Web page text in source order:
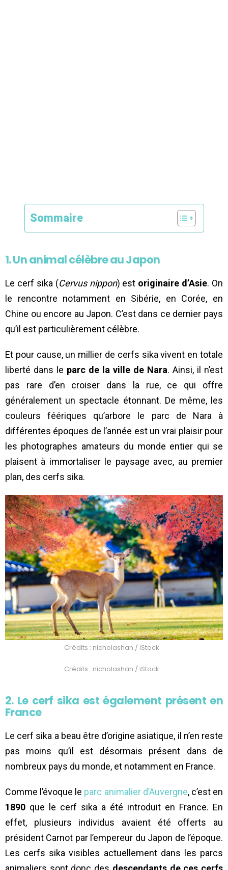
Sommaire
1. Un animal célèbre au Japon
Le cerf sika (Cervus nippon) est originaire d’Asie. On
le rencontre notamment en Sibérie, en Corée, en
Chine ou encore au Japon. C’est dans ce dernier pays
qu’il est particulièrement célèbre.
Et pour cause, un millier de cerfs sika vivent en totale
liberté dans le parc de la ville de Nara. Ainsi, il n’est
pas rare d’en croiser dans la rue, ce qui offre
généralement un spectacle étonnant. De même, les
couleurs féériques qu’arbore le parc de Nara à
différentes époques de l’année est un vrai plaisir pour
les photographes amateurs du monde entier qui se
plaisent à immortaliser le paysage avec, au premier
plan, des cerfs sika.
Crédits : nicholashan / iStock
Crédits : nicholashan / iStock
2. Le cerf sika est également présent en
France
Le cerf sika a beau être d’origine asiatique, il n’en reste
pas moins qu’il est désormais présent dans de
nombreux pays du monde, et notamment en France.
Comme l’évoque le parc animalier d’Auvergne, c’est en
1890 que le cerf sika a été introduit en France. En
effet, plusieurs individus avaient été offerts au
président Carnot par l’empereur du Japon de l’époque.
Les cerfs sika visibles actuellement dans les parcs